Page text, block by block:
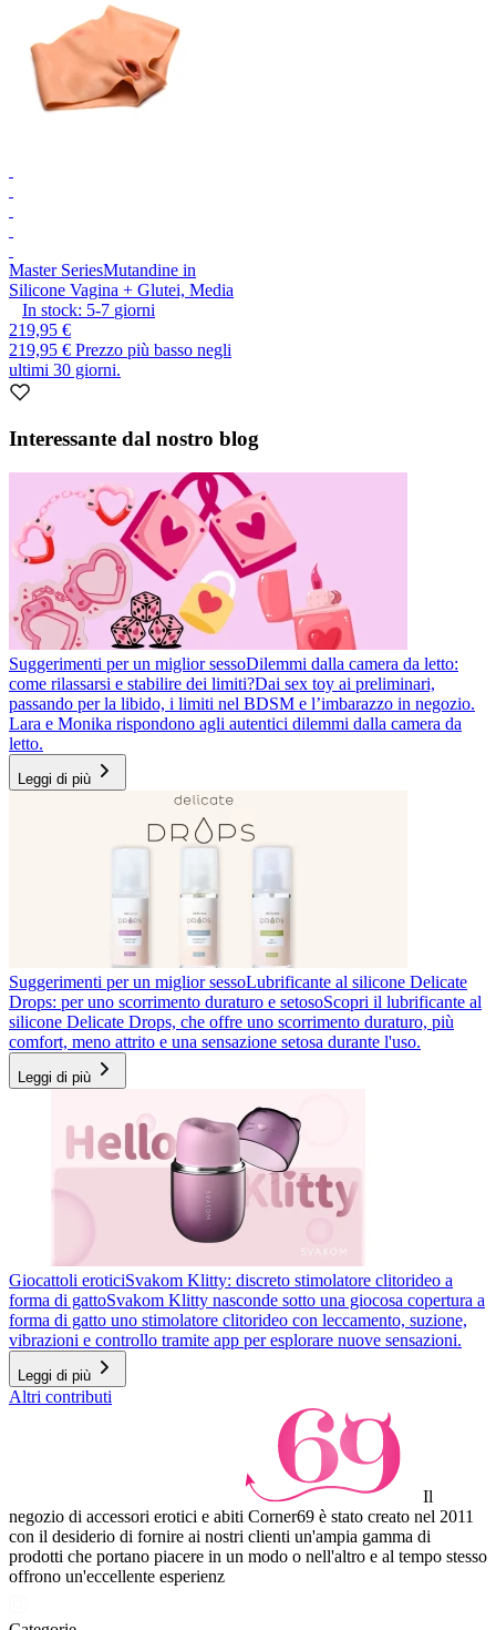
Master SeriesMutandine in
Silicone Vagina + Glutei, Media
In stock: 5-7 giorni
219,95 €
219,95 € Prezzo più basso negli
ultimi 30 giorni.
Interessante dal nostro blog
Suggerimenti per un miglior sessoDilemmi dalla camera da letto:
come rilassarsi e stabilire dei limiti?Dai sex toy ai preliminari,
passando per la libido, i limiti nel BDSM e l’imbarazzo in negozio.
Lara e Monika rispondono agli autentici dilemmi dalla camera da
letto.
Leggi di più
Suggerimenti per un miglior sessoLubrificante al silicone Delicate
Drops: per uno scorrimento duraturo e setosoScopri il lubrificante al
silicone Delicate Drops, che offre uno scorrimento duraturo, più
comfort, meno attrito e una sensazione setosa durante l'uso.
Leggi di più
Giocattoli eroticiSvakom Klitty: discreto stimolatore clitorideo a
forma di gattoSvakom Klitty nasconde sotto una giocosa copertura a
forma di gatto uno stimolatore clitorideo con leccamento, suzione,
vibrazioni e controllo tramite app per esplorare nuove sensazioni.
Leggi di più
Altri contributi
Il
negozio di accessori erotici e abiti Corner69 è stato creato nel 2011
con il desiderio di fornire ai nostri clienti un'ampia gamma di
prodotti che portano piacere in un modo o nell'altro e al tempo stesso
offrono un'eccellente esperienz